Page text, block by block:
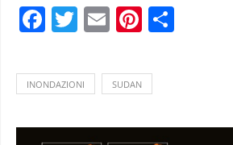
Facebook
Twitter
EmailPinterest
INONDAZIONI SUDAN